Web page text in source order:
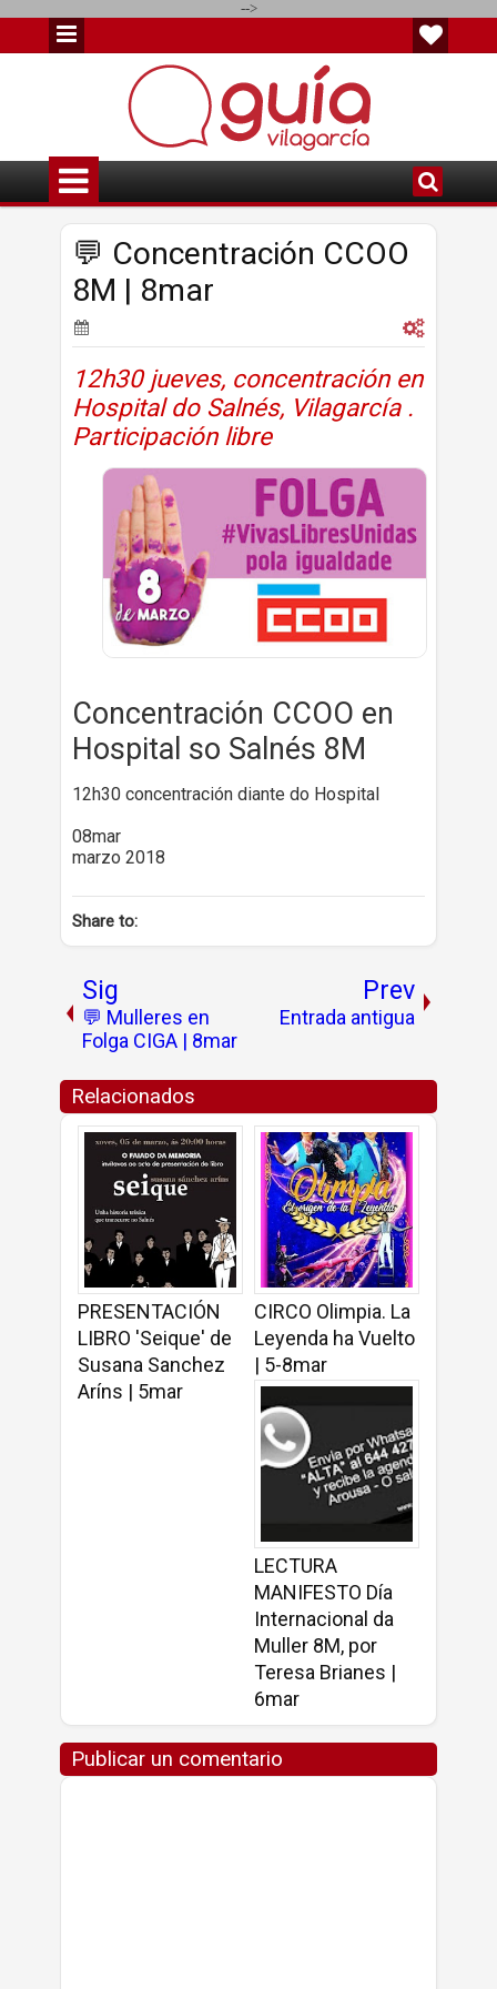
-->
💬 Concentración CCOO
8M | 8mar
12h30 jueves, concentración en
Hospital do Salnés, Vilagarcía .
Participación libre
Concentración CCOO en
Hospital so Salnés 8M
12h30 concentración diante do Hospital
08mar
marzo 2018
Share to:
Sig
💬 Mulleres en
Folga CIGA | 8mar
Prev
Entrada antigua
Relacionados
PRESENTACIÓN
LIBRO 'Seique' de
Susana Sanchez
Aríns | 5mar
CIRCO Olimpia. La
Leyenda ha Vuelto
| 5-8mar
LECTURA
MANIFESTO Día
Internacional da
Muller 8M, por
Teresa Brianes |
6mar
Publicar un comentario